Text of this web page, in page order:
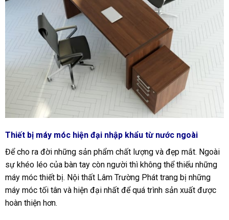
Thiết bị máy móc hiện đại nhập khẩu từ nước ngoài
Để cho ra đời những sản phẩm chất lượng và đẹp mắt. Ngoài
sự khéo léo của bàn tay còn người thì không thể thiếu những
máy móc thiết bị. Nội thất Lâm Trường Phát trang bị những
máy móc tối tân và hiện đại nhất để quá trình sản xuất được
hoàn thiện hơn.